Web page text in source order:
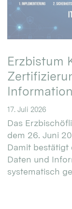
Erzbistum
17. Juli 2026
Das
dem 26. Juni
Damit bestätigt
Daten und
systematisch